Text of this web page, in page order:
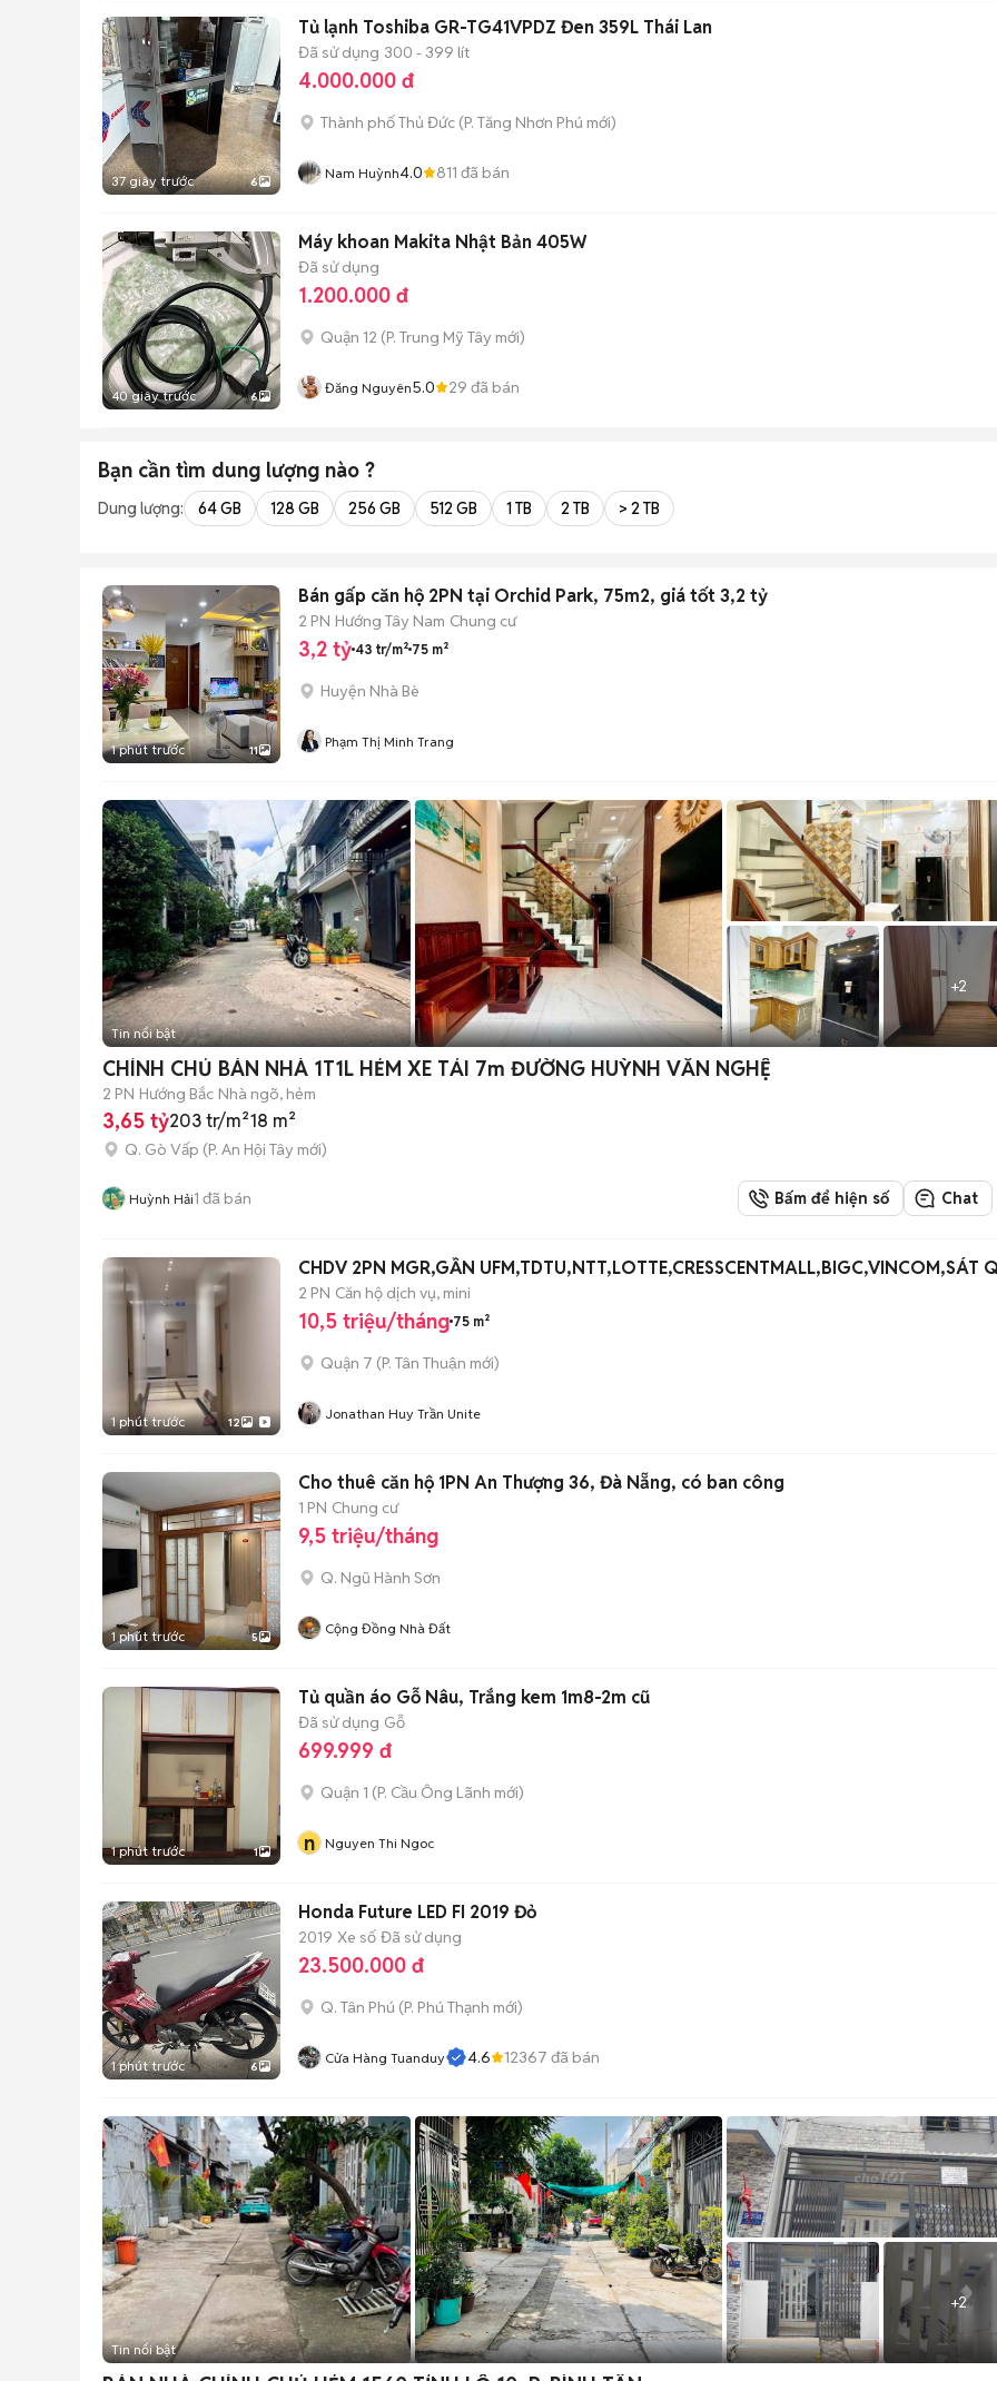
37 giây trước 6
Tủ lạnh Toshiba GR-TG41VPDZ Đen 359L Thái Lan
Đã sử dụng 300 - 399 lít
4.000.000 đ
Thành phố Thủ Đức (P. Tăng Nhơn Phú mới)
Nam Huỳnh4.0 811 đã bán
40 giây trước 6
Máy khoan Makita Nhật Bản 405W
Đã sử dụng
1.200.000 đ
Quận 12 (P. Trung Mỹ Tây mới)
Đăng Nguyên5.0 29 đã bán
Bạn cần tìm dung lượng nào ?
Dung lượng: 64 GB 128 GB 256 GB 512 GB 1 TB 2 TB > 2 TB
1 phút trước 11
Bán gấp căn hộ 2PN tại Orchid Park, 75m2, giá tốt 3,2 tỷ
2 PN Hướng Tây Nam Chung cư
3,2 tỷ 43 tr/m² 75 m²
Huyện Nhà Bè
Phạm Thị Minh Trang
+2
Tin nổi bật
CHÍNH CHỦ BÁN NHÀ 1T1L HẺM XE TẢI 7m ĐƯỜNG HUỲNH VĂN NGHỆ
2 PN Hướng Bắc Nhà ngõ, hẻm
3,65 tỷ203 tr/m²18 m²
Q. Gò Vấp (P. An Hội Tây mới)
Huỳnh Hải1 đã bán Bấm để hiện số Chat
1 phút trước 12
CHDV 2PN MGR,GẦN UFM,TDTU,NTT,LOTTE,CRESSCENTMALL,BIGC,VINCOM,SÁT
2 PN Căn hộ dịch vụ, mini
10,5 triệu/tháng 75 m²
Quận 7 (P. Tân Thuận mới)
Jonathan Huy Trần Unite
1 phút trước 5
Cho thuê căn hộ 1PN An Thượng 36, Đà Nẵng, có ban công
1 PN Chung cư
9,5 triệu/tháng
Q. Ngũ Hành Sơn
Cộng Đồng Nhà Đất
1 phút trước 1
Tủ quần áo Gỗ Nâu, Trắng kem 1m8-2m cũ
Đã sử dụng Gỗ
699.999 đ
Quận 1 (P. Cầu Ông Lãnh mới)
n Nguyen Thi Ngoc
1 phút trước 6
Honda Future LED FI 2019 Đỏ
2019 Xe số Đã sử dụng
23.500.000 đ
Q. Tân Phú (P. Phú Thạnh mới)
Cửa Hàng Tuanduy 4.6 12367 đã bán
+2
Tin nổi bật